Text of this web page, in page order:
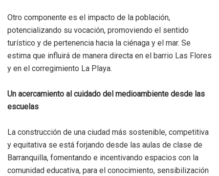
Otro componente es el impacto de la población,
potencializando su vocación, promoviendo el sentido
turístico y de pertenencia hacia la ciénaga y el mar. Se
estima que influirá de manera directa en el barrio Las Flores
y en el corregimiento La Playa.
Un acercamiento al cuidado del medioambiente desde las
escuelas
La construcción de una ciudad más sostenible, competitiva
y equitativa se está forjando desde las aulas de clase de
Barranquilla, fomentando e incentivando espacios con la
comunidad educativa, para el conocimiento, sensibilización